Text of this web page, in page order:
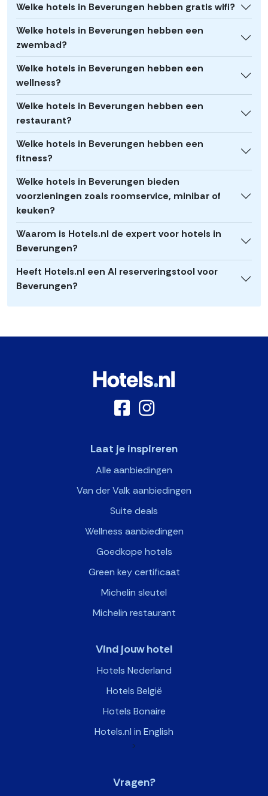
Welke hotels in Beverungen hebben gratis wifi?
Welke hotels in Beverungen hebben een
zwembad?
Welke hotels in Beverungen hebben een
wellness?
Welke hotels in Beverungen hebben een
restaurant?
Welke hotels in Beverungen hebben een
fitness?
Welke hotels in Beverungen bieden
voorzieningen zoals roomservice, minibar of
keuken?
Waarom is Hotels.nl de expert voor hotels in
Beverungen?
Heeft Hotels.nl een AI reserveringstool voor
Beverungen?
Laat je inspireren
Alle aanbiedingen
Van der Valk aanbiedingen
Suite deals
Wellness aanbiedingen
Goedkope hotels
Green key certificaat
Michelin sleutel
Michelin restaurant
Vind jouw hotel
Hotels Nederland
Hotels België
Hotels Bonaire
Hotels.nl in English
>
Vragen?